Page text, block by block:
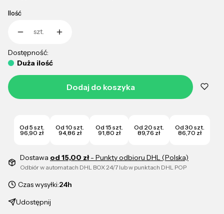
Ilość
szt.
Dostępność:
Duża ilość
Dodaj do koszyka
Od 5 szt.
96,90 zł
Od 10 szt.
94,86 zł
Od 15 szt.
91,80 zł
Od 20 szt.
89,76 zł
Od 30 szt.
86,70 zł
Dostawa od 15,00 zł- Punkty odbioru DHL (Polska)
Odbiór w automatach DHL BOX 24/7 lub w punktach DHL POP
Czas wysyłki:24h
Udostępnij